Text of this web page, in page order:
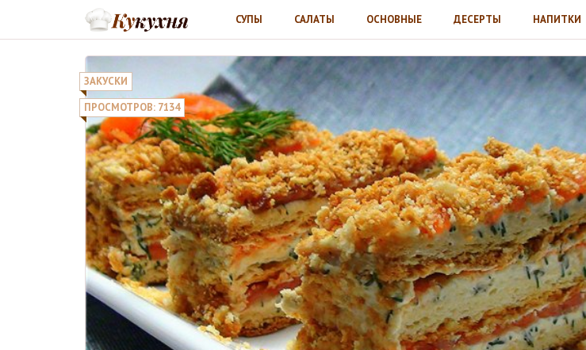
СУПЫ САЛАТЫ ОСНОВНЫЕ ДЕСЕРТЫ НАПИТКИ
ЗАКУСКИ
ПРОСМОТРОВ: 7134